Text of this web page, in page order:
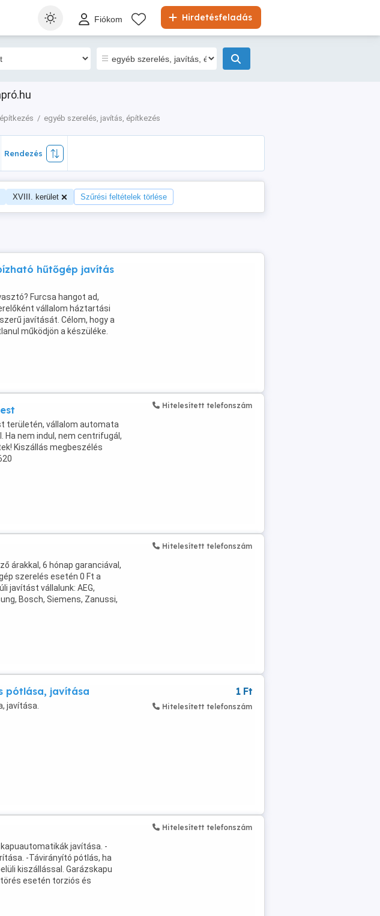
Hirdetésfeladás
Fiókom
egyéb szerelés, javítás, építkezés
Rendezés
XVIII. kerület Szűrési feltételek törlése
hűtőgép javítás
Furcsa hangot ad,
vállalom háztartási
javítását. Célom, hogy a
működjön a készüléke.
...
területén, vállalom automata
nem indul, nem centrifugál,
Kiszállás megbeszélés
Hitelesített telefonszám
árakkal, 6 hónap garanciával,
szerelés esetén 0 Ft a
javítást vállalunk: AEG,
Bosch, Siemens, Zanussi,
...
Hitelesített telefonszám
pótlása, javítása
javítása.
1 Ft
Hitelesített telefonszám
javítása. -
-Távirányító pótlás, ha
kiszállással. Garázskapu
esetén torziós és
Hitelesített telefonszám